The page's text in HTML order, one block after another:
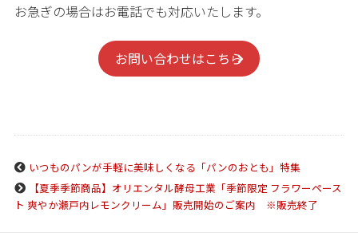
お急ぎの場合はお電話でも対応いたします。
お問い合わせはこちら
いつものパンが手軽に美味しくなる「パンのおとも」特集
【夏季季節商品】オリエンタル酵母工業「季節限定 フラワーペース
ト 爽やか瀬戸内レモンクリーム」販売開始のご案内 ※販売終了